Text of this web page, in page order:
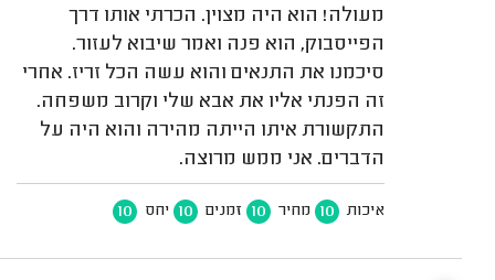
מעולה! הוא היה מצוין. הכרתי אותו דרך
הפייסבוק, הוא פנה ואמר שיבוא לעזור.
סיכמנו את התנאים והוא עשה הכל זריז. אחרי
זה הפנתי אליו את אבא שלי וקרוב משפחה.
התקשורת איתו הייתה מהירה והוא היה על
הדברים. אני ממש מרוצה.
איכות 10 מחיר 10 זמנים 10 יחס 10